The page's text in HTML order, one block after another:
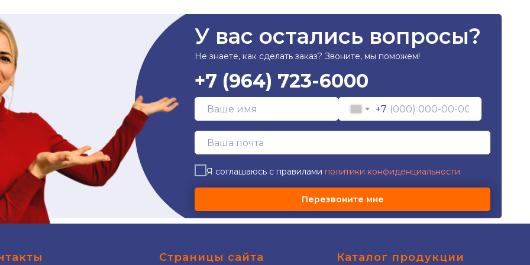
У вас остались вопросы?
Не знаете, как сделать заказ? Звоните, мы поможем!
+7 (964) 723-6000
+7
Я соглашаюсь с правилами политики конфиденциальности
Перезвоните мне
Страницы сайта Каталог продукции